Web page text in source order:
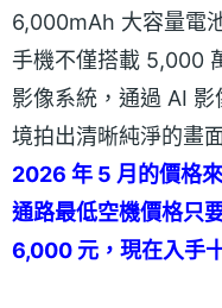
6,000mAh 大容量電
手機不僅搭載 5,000
影像系統，通過 AI
境拍出清晰純淨的畫
2026 年 5 月的價格
通路最低空機價格只
6,000 元，現在入手